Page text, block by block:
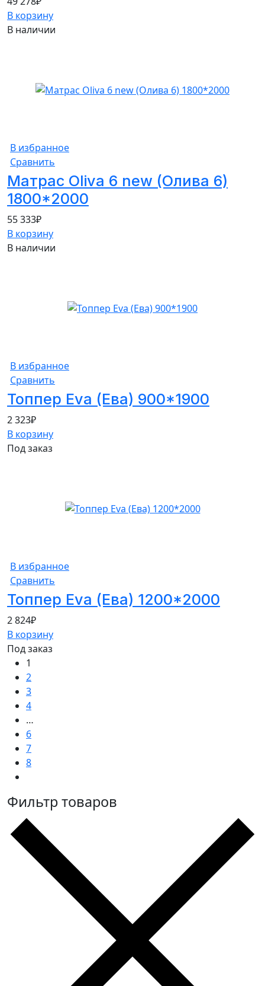
В корзину
В наличии
В избранное
Сравнить
Матрас Oliva 6 new (Олива 6)
1800*2000
55 333₽
В корзину
В наличии
В избранное
Сравнить
Топпер Eva (Ева) 900*1900
2 323₽
В корзину
Под заказ
В избранное
Сравнить
Топпер Eva (Ева) 1200*2000
2 824₽
В корзину
Под заказ
1
2
3
4
…
6
7
8
Фильтр товаров